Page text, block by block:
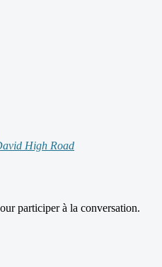
High Road
participer à la conversation.